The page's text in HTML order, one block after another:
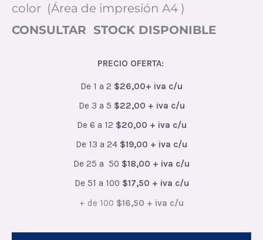
color (Área de impresión A4 )
CONSULTAR STOCK DISPONIBLE
PRECIO OFERTA:
De 1 a 2 $26,00+ iva c/u
De 3 a 5 $22,00 + iva c/u
De 6 a 12 $20,00 + iva c/u
De 13 a 24 $19,00 + iva c/u
De 25 a 50 $18,00 + iva c/u
De 51 a 100 $17,50 + iva c/u
+ de 100 $16,50 + iva c/u